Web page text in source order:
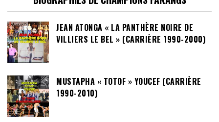
JEAN ATONGA « LA PANTHÈRE NOIRE DE
VILLIERS LE BEL » (CARRIÈRE 1990-2000)
MUSTAPHA « TOTOF » YOUCEF (CARRIÈRE
1990-2010)